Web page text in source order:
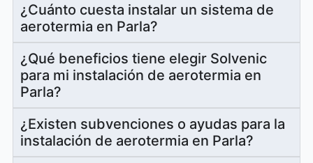
¿Cuánto cuesta instalar un sistema de
aerotermia en Parla?
¿Qué beneficios tiene elegir Solvenic
para mi instalación de aerotermia en
Parla?
¿Existen subvenciones o ayudas para la
instalación de aerotermia en Parla?